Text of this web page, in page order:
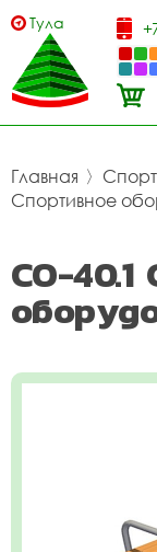
Тула
Главная 〉
Спортивное
СО-40.1